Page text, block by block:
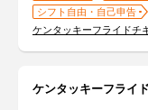
シフト自由・自己申告
ケンタッキーフライドチ
ケンタッキーフライ